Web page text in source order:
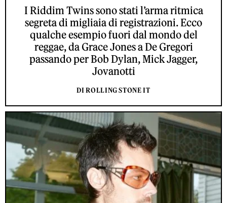
I Riddim Twins sono stati l’arma ritmica
segreta di migliaia di registrazioni. Ecco
qualche esempio fuori dal mondo del
reggae, da Grace Jones a De Gregori
passando per Bob Dylan, Mick Jagger,
Jovanotti
DI ROLLING STONE IT